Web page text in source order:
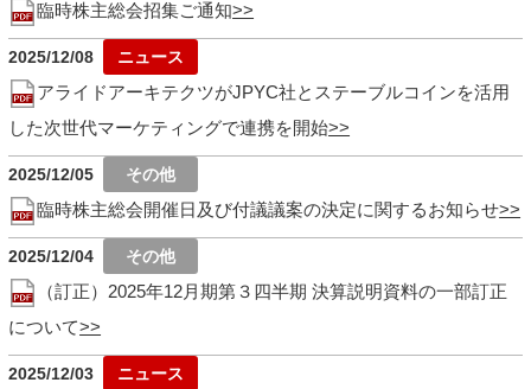
臨時株主総会招集ご通知
2025/12/08
アライドアーキテクツがJPYC社とステーブルコインを活用
した次世代マーケティングで連携を開始
2025/12/05
臨時株主総会開催日及び付議議案の決定に関するお知らせ
2025/12/04
（訂正）2025年12月期第３四半期 決算説明資料の一部訂正
について
2025/12/03